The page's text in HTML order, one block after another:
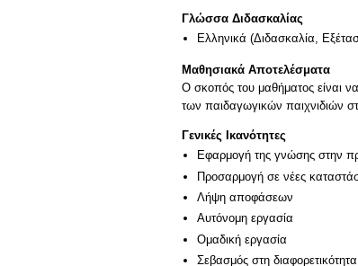
Γλώσσα Διδασκαλίας
Ελληνικά (Διδασκαλία,
Μαθησιακά Αποτελέσματα
Ο σκοπός του μαθήματος είναι να
των παιδαγωγικών παιχνιδιών
Γενικές Ικανότητες
Εφαρμογή της γνώσης στην
Προσαρμογή σε νέες
Λήψη αποφάσεων
Αυτόνομη εργασία
Ομαδική εργασία
Σεβασμός στη